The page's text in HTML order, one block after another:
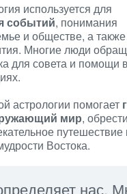
используется для
событий, понимания
и обществе, а
Многие люди
для совета и помощи
астрологии помогает
мир,
Востока.
нас.